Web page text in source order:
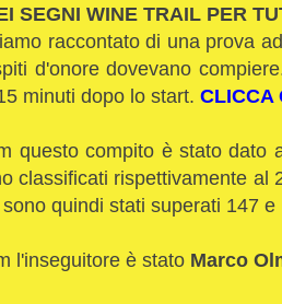
SEGNI WINE TRAIL PER
raccontato di una prova
d'onore dovevano
minuti dopo lo start. CLICCA
questo compito è stato dato
classificati rispettivamente al
quindi stati superati 147 e
l'inseguitore è stato Marco